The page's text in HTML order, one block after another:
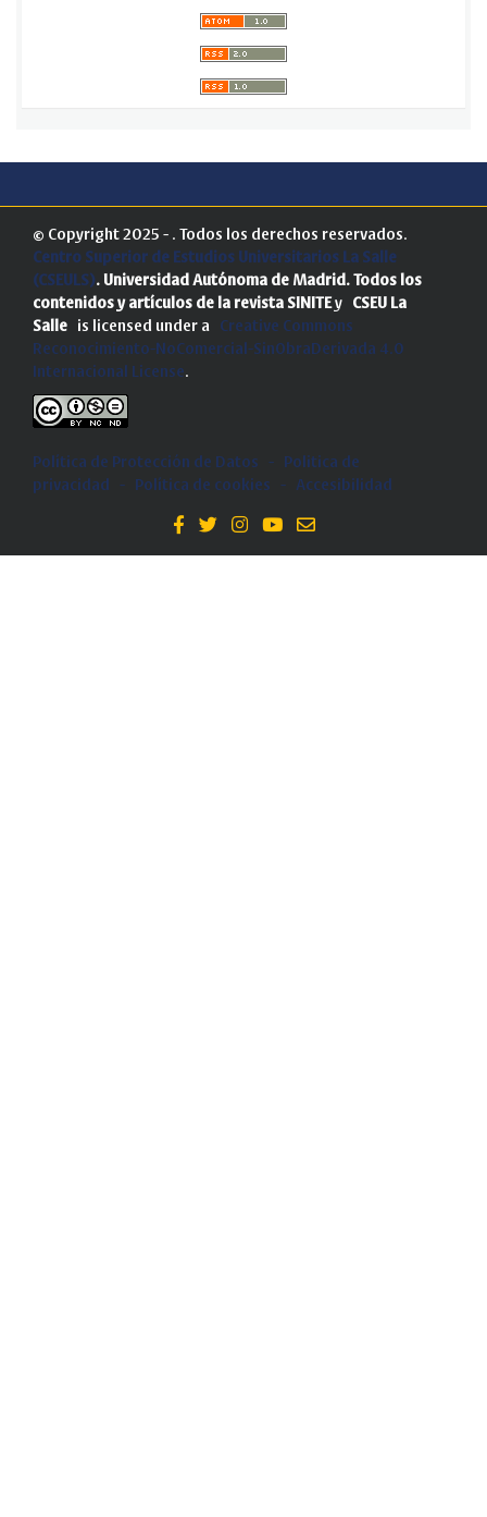
© Copyright 2025 - . Todos los derechos reservados.
Centro Superior de Estudios Universitarios La Salle
(CSEULS). Universidad Autónoma de Madrid. Todos los
contenidos y artículos de la revista SINITEy CSEU La
Salle is licensed under a Creative Commons
Reconocimiento-NoComercial-SinObraDerivada 4.0
Internacional License.
Política de Protección de Datos -
Politica de
privacidad
- Política de cookies - Accesibilidad